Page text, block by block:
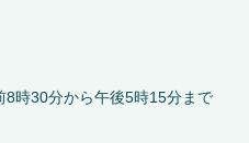
時30分から午後5時15分まで